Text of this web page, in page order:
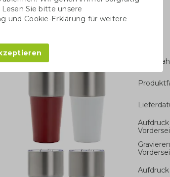
Aufdruck
Gravieren
Sie bitte unsere
und Cookie-Erklärung für weitere